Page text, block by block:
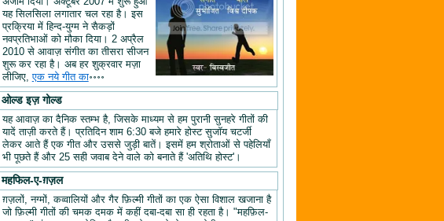
यह सिलसिला लगातार चल रहा है। इस
प्रक्रिया में हिन्द-युग्म ने सैकड़ों
नवप्रतिभाओं को मौका दिया। 2 अप्रैल
2010 से आवाज़ संगीत का तीसरा सीजन
शुरू कर रहा है। अब हर शुक्रवार मज़ा
लीजिए,एक नये गीत का॰॰॰॰
ओल्ड इज़ गोल्ड
यह आवाज़ का दैनिक स्तम्भ है, जिसके माध्यम से हम पुरानी सुनहरे गीतों की
यादें ताज़ी करते हैं। प्रतिदिन शाम 6:30 बजे हमारे होस्ट सुजॉय चटर्जी
लेकर आते हैं एक गीत और उससे जुड़ी बातें। इसमें हम श्रोताओं से पहेलियाँ
भी पूछते हैं और 25 सही जवाब देने वाले को बनाते हैं 'अतिथि होस्ट'।
महफिल-ए-ग़ज़ल
ग़ज़लों, नग्मों, कव्वालियों और गैर फ़िल्मी गीतों का एक ऐसा विशाल खजाना है
जो फ़िल्मी गीतों की चमक दमक में कहीं दबा-दबा सा ही रहता है। "महफ़िल-